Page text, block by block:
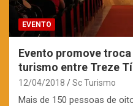
EVENTO
Evento promove
turismo entre Treze
12/04/2018 Sc Turismo
Mais de 150 pessoas de